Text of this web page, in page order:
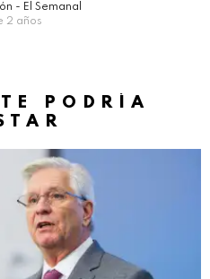
- El Semanal
2 años
PODRÍA